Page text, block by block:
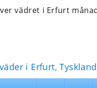
vädret i Erfurt
i Erfurt, Tyskland